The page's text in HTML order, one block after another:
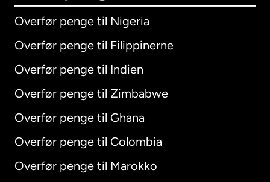
Overfør penge til Nigeria
Overfør penge til Filippinerne
Overfør penge til Indien
Overfør penge til Zimbabwe
Overfør penge til Ghana
Overfør penge til Colombia
Overfør penge til Marokko